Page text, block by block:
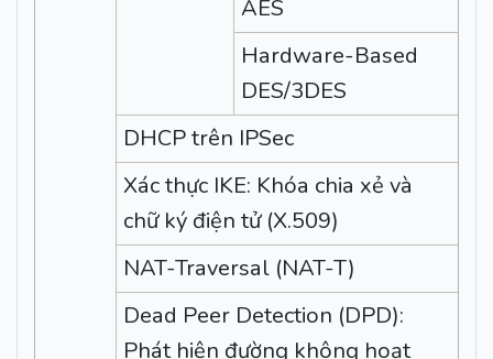
AES
Hardware-Based
DES/3DES
DHCP trên IPSec
Xác thực IKE: Khóa chia xẻ và
chữ ký điện tử (X.509)
NAT-Traversal (NAT-T)
Dead Peer Detection (DPD):
Phát hiện đường không hoạt